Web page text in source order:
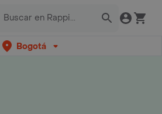
Bogotá